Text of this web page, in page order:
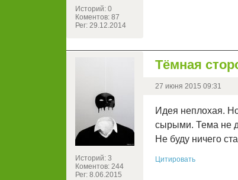
Историй: 0
Коментов: 87
Рег: 29.12.2014
Историй: 3
Коментов: 244
Рег: 8.06.2015
Тёмная
27 июня 2015 09:31
Идея неплохая.
сырыми. Тема не
Не буду ничего
Цитировать